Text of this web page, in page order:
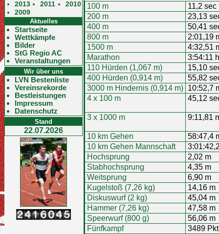
2013
2011
2010
2009
Aktuelles
Startseite
Wettkämpfe
Bilder
StG Regio AC
Veranstaltungen
Wir über uns
LVN Bestenliste
Vereinsrekorde
Bestleistungen
Impressum
Datenschutz
Stand
22.07.2026
100 m
11,2 sec
200 m
23,13
400 m
50,41
800 m
2:01,19
1500 m
4:32,51
Marathon
3:54:11 h
110 Hürden (1,067 m)
15,10
400 Hürden (0,914 m)
55,82
3000 m Hindernis (0,914 m) 10:52,7
4 x 100 m
45,12
3 x 1000 m 9:11,81
10 km Gehen
58:47,4
10 km Gehen Mannschaft
Hochsprung
2,02 m
Stabhochsprung
4,35 m
Weitsprung
6,90 m
Kugelstoß (7,26 kg)
14,16 m
Diskuswurf (2 kg)
45,04 m
Hammer (7,26 kg)
47,58 m
Speerwurf (800 g)
56,06 m
Fünfkampf
3489 Pkt